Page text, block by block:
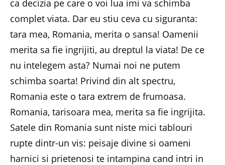
ca decizia pe care o voi lua imi va schimba
complet viata. Dar eu stiu ceva cu siguranta:
tara mea, Romania, merita o sansa! Oamenii
merita sa fie ingrijiti, au dreptul la viata! De ce
nu intelegem asta? Numai noi ne putem
schimba soarta! Privind din alt spectru,
Romania este o tara extrem de frumoasa.
Romania, tarisoara mea, merita sa fie ingrijita.
Satele din Romania sunt niste mici tablouri
rupte dintr-un vis: peisaje divine si oameni
harnici si prietenosi te intampina cand intri in